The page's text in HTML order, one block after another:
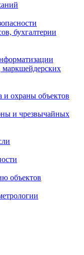
бухгалтерии
маркшейдерских
и охраны объектов
и чрезвычайных
объектов